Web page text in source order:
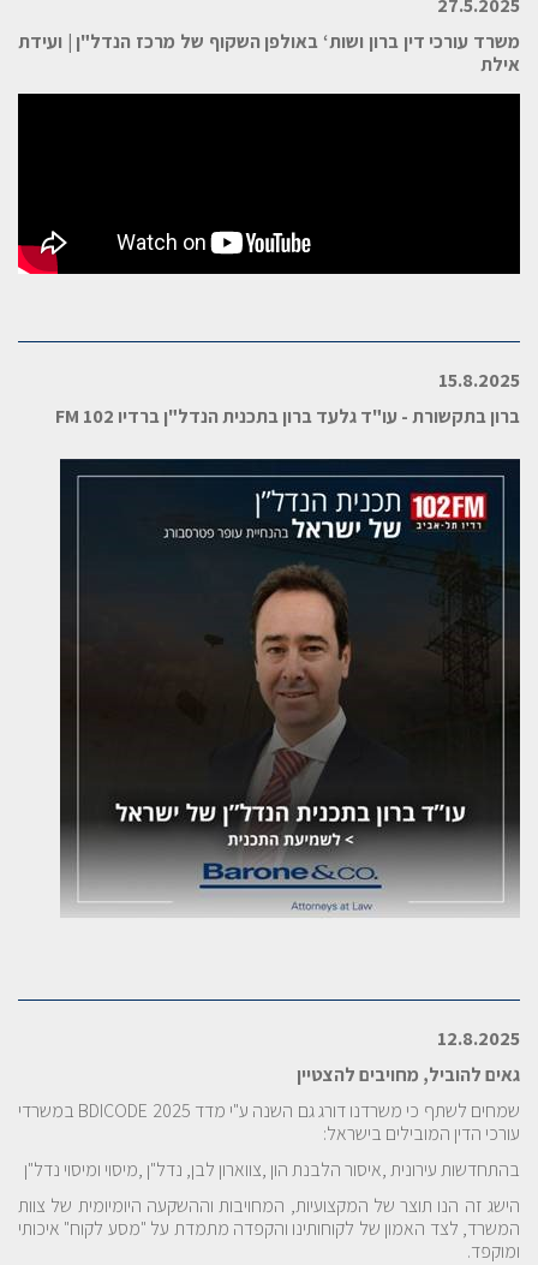
27.5.2025
משרד עורכי דין ברון ושות‘ באולפן השקוף של מרכז הנדל"ן | ועידת
אילת
15.8.2025
ברון בתקשורת - עו"ד גלעד ברון בתכנית הנדל"ן ברדיו 102
12.8.2025
גאים להוביל, מחויבים להצטיין
שמחים לשתף כי משרדנו דורג גם השנה ע"י מדד BDICODE 2025 במשרדי
עורכי הדין המובילים בישראל:
בהתחדשות עירונית ,איסור הלבנת הון ,צווארון לבן, נדל"ן ,מיסוי ומיסוי נדל"ן
הישג זה הנו תוצר של המקצועיות, המחויבות וההשקעה היומיומית של צוות
המשרד, לצד האמון של לקוחותינו והקפדה מתמדת על "מסע לקוח" איכותי
ומוקפד.